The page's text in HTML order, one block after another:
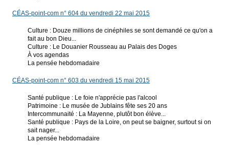
CÉAS-point-com n° 604 du vendredi 22 mai 2015
Culture : Douze millions de cinéphiles se sont demandé ce qu'on a
fait au bon Dieu...
Culture : Le Douanier Rousseau au Palais des Doges
À vos agendas
La pensée hebdomadaire
CÉAS-point-com n° 603 du vendredi 15 mai 2015
Santé publique : Le foie n'apprécie pas l'alcool
Patrimoine : Le musée de Jublains fête ses 20 ans
Intercommunaité : La Mayenne, plutôt bon élève...
Santé publique : Pays de la Loire, on peut se baigner, surtout si on
sait nager...
La pensée hebdomadaire